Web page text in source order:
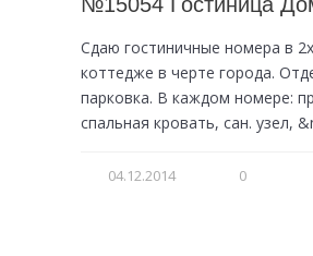
Сдаю гостиничные номера в
коттедже в черте города.
парковка. В каждом номере:
спальная кровать, сан. узел,
04.12.2014 0